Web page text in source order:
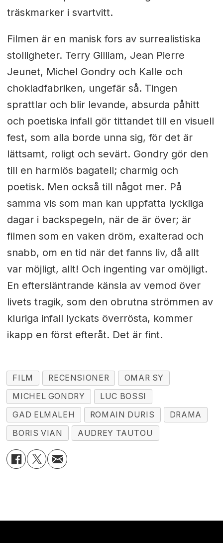
träskmarker i svartvitt.
Filmen är en manisk fors av surrealistiska
stolligheter. Terry Gilliam, Jean Pierre
Jeunet, Michel Gondry och Kalle och
chokladfabriken, ungefär så. Tingen
sprattlar och blir levande, absurda påhitt
och poetiska infall gör tittandet till en visuell
fest, som alla borde unna sig, för det är
lättsamt, roligt och sevärt. Gondry gör den
till en harmlös bagatell; charmig och
poetisk. Men också till något mer. På
samma vis som man kan uppfatta lyckliga
dagar i backspegeln, när de är över; är
filmen som en vaken dröm, exalterad och
snabb, om en tid när det fanns liv, då allt
var möjligt, allt! Och ingenting var omöjligt.
En eftersläntrande känsla av vemod över
livets tragik, som den obrutna strömmen av
kluriga infall lyckats överrösta, kommer
ikapp en först efteråt. Det är fint.
FILM RECENSIONER
OMAR SY
MICHEL GONDRY
LUC BOSSI
GAD ELMALEH
ROMAIN DURIS
DRAMA
BORIS VIAN
AUDREY TAUTOU